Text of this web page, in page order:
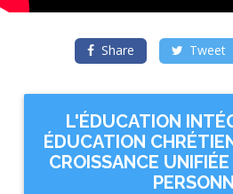
Share Tweet
L'ÉDUCATION
ÉDUCATION
CROISSANCE